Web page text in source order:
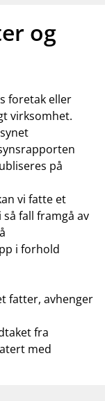
og
foretak eller
virksomhet.
på
vi fatte et
fall framgå av
i forhold
fatter, avhenger
fra
med